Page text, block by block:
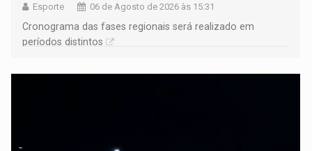
Esporte 06 de Agosto de 2026 às 15:31
Cronograma das fases regionais será realizado em
períodos distintos